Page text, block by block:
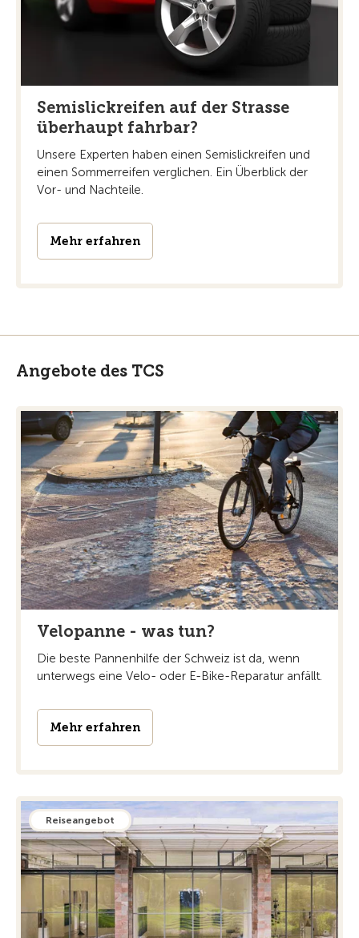
Semislickreifen auf der Strasse
überhaupt fahrbar?
Unsere Experten haben einen Semislickreifen und
einen Sommerreifen verglichen. Ein Überblick der
Vor- und Nachteile.
Mehr erfahren
Angebote des TCS
Velopanne - was tun?
Die beste Pannenhilfe der Schweiz ist da, wenn
unterwegs eine Velo- oder E-Bike-Reparatur anfällt.
Mehr erfahren
Reiseangebot